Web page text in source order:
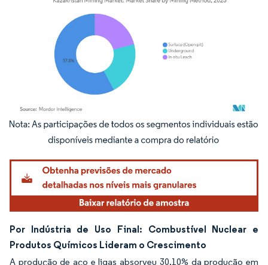
Imagem © Mordor Intelligence. O reuso requer atribuição conforme CC BY 4.0.
Por Indústria de Uso Final: Combustível Nuclear e
Produtos Químicos Lideram o Crescimento
A produção de aço e ligas absorveu 30,10% da produção em